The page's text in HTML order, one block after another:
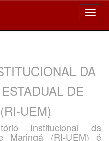
DA
DE
UEM)
Institucional da
Maringá (RI-UEM) é